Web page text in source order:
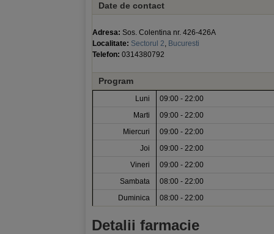
Date de contact
Adresa: Sos. Colentina nr. 426-426A
Localitate: Sectorul 2, Bucuresti
Telefon: 0314380792
Program
Luni
09:00 - 22:00
Marti
09:00 - 22:00
Miercuri
09:00 - 22:00
Joi
09:00 - 22:00
Vineri
09:00 - 22:00
Sambata
08:00 - 22:00
Duminica
08:00 - 22:00
Detalii farmacie